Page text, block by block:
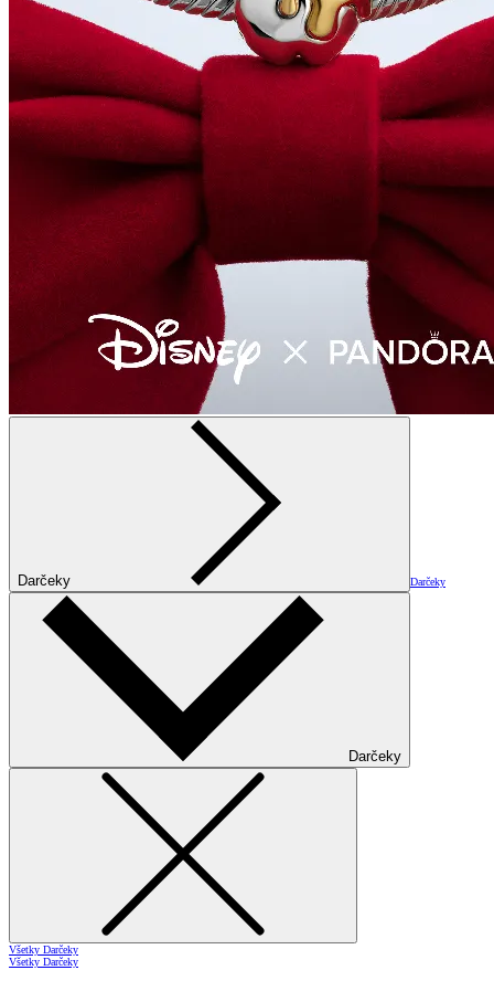
Darčeky Darčeky
Darčeky
Všetky Darčeky
Všetky Darčeky